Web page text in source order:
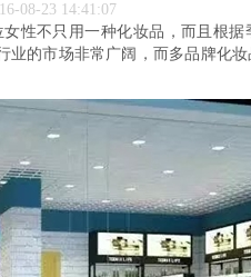
08-23 14:41:07
性不只用一种化妆品，而且根
的市场非常广阔，而多品牌化